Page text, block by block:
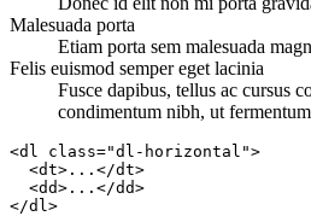
Malesuada porta
Etiam porta sem malesuada
Felis euismod semper eget lacinia
Fusce dapibus, tellus ac cursus
condimentum nibh, ut
<dl class="dl-horizontal">
  <dt>...</dt>
  <dd>...</dd>
</dl>